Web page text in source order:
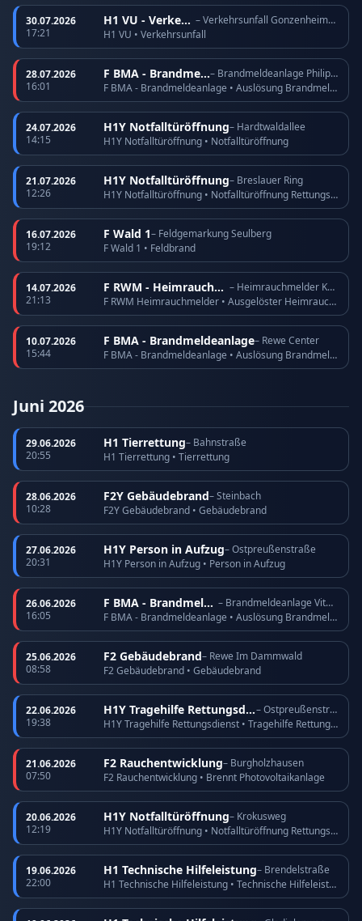
30.07.2026
17:21
H1 VU - Verkehrsunfall
– Verkehrsunfall Gonzenheimer Landstraße
H1 VU • Verkehrsunfall
28.07.2026
16:01
F BMA - Brandmeldeanlage
– Brandmeldeanlage Philipp-Reis-Schule
F BMA - Brandmeldeanlage • Auslösung Brandmeldeanlage
24.07.2026
14:15
H1Y Notfalltüröffnung– Hardtwaldallee
H1Y Notfalltüröffnung • Notfalltüröffnung
21.07.2026
12:26
H1Y Notfalltüröffnung– Breslauer Ring
H1Y Notfalltüröffnung • Notfalltüröffnung Rettungsdienst
16.07.2026
19:12
F Wald 1– Feldgemarkung Seulberg
F Wald 1 • Feldbrand
14.07.2026
21:13
F RWM - Heimrauchmelder
– Heimrauchmelder Köppern
F RWM Heimrauchmelder • Ausgelöster Heimrauchmelder
10.07.2026
15:44
F BMA - Brandmeldeanlage– Rewe Center
F BMA - Brandmeldeanlage • Auslösung Brandmeldeanlage
Juni 2026
29.06.2026
20:55
H1 Tierrettung– Bahnstraße
H1 Tierrettung • Tierrettung
28.06.2026
10:28
F2Y Gebäudebrand– Steinbach
F2Y Gebäudebrand • Gebäudebrand
27.06.2026
20:31
H1Y Person in Aufzug– Ostpreußenstraße
H1Y Person in Aufzug • Person in Aufzug
26.06.2026
16:05
F BMA - Brandmeldeanlage
– Brandmeldeanlage Vitos Köppern
F BMA - Brandmeldeanlage • Auslösung Brandmeldeanlage
25.06.2026
08:58
F2 Gebäudebrand– Rewe Im Dammwald
F2 Gebäudebrand • Gebäudebrand
22.06.2026
19:38
H1Y Tragehilfe Rettungsdienst
– Ostpreußenstraße
H1Y Tragehilfe Rettungsdienst • Tragehilfe Rettungsdienst
21.06.2026
07:50
F2 Rauchentwicklung– Burgholzhausen
F2 Rauchentwicklung • Brennt Photovoltaikanlage
20.06.2026
12:19
H1Y Notfalltüröffnung– Krokusweg
H1Y Notfalltüröffnung • Notfalltüröffnung Rettungsdienst
19.06.2026
22:00
H1 Technische Hilfeleistung– Brendelstraße
H1 Technische Hilfeleistung • Technische Hilfeleistung